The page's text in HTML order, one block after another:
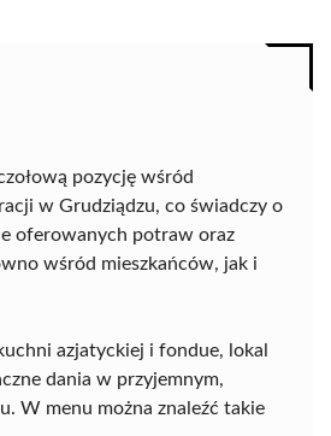
pozycję wśród
w Grudziądzu, co świadczy o
oferowanych potraw oraz
wśród mieszkańców, jak i
azjatyckiej i fondue, lokal
dania w przyjemnym,
W menu można znaleźć takie